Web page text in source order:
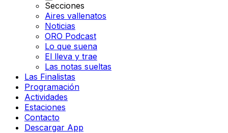
Secciones
Aires vallenatos
Noticias
ORO Podcast
Lo que suena
El lleva y trae
Las notas sueltas
Las Finalistas
Programación
Actividades
Estaciones
Contacto
Descargar App